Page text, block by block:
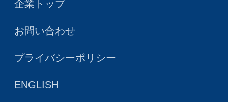
企業トップ
お問い合わせ
プライバシーポリシー
ENGLISH